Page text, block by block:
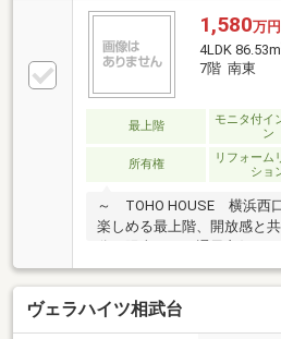
1,580万円
4LDK 86.53m
7階 南東
最上階
モニタ付イ
ン
所有権
リフォーム
ショ
～ TOHO HOUSE 横浜西
楽しめる最上階、開放感と
分、陽当たり・通風良好で
を確保しやすくファミリー
間取り■対面キッチンで一体
LDK■各居室に収納を確保し
教育施設やスーパー・コン
ヴェラハイツ相武台